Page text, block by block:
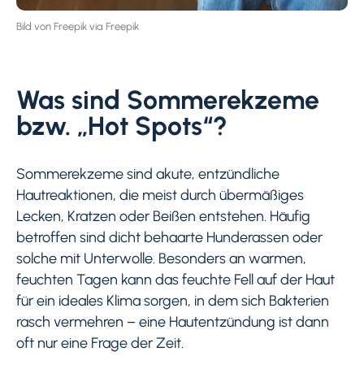
Bild von Freepik via Freepik
Was sind Sommerekzeme
bzw. „Hot Spots“?
Sommerekzeme sind akute, entzündliche
Hautreaktionen, die meist durch übermäßiges
Lecken, Kratzen oder Beißen entstehen. Häufig
betroffen sind dicht behaarte Hunderassen oder
solche mit Unterwolle. Besonders an warmen,
feuchten Tagen kann das feuchte Fell auf der Haut
für ein ideales Klima sorgen, in dem sich Bakterien
rasch vermehren – eine Hautentzündung ist dann
oft nur eine Frage der Zeit.